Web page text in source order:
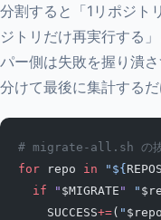
分割すると「1リポジト
ジトリだけ再実行する
パー側は失敗を握り潰さ
分けて最後に集計する
# migrate-all.sh の
for repo in "${ REPOS
  if
" $MIGRATE " "
    SUCCESS
+=( " $repo